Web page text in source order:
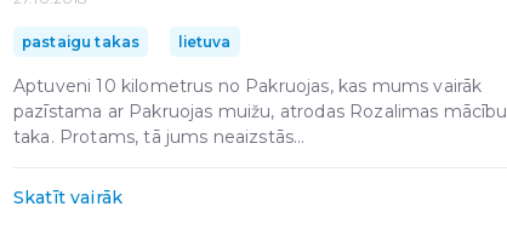
pastaigu takas lietuva
Aptuveni 10 kilometrus no Pakruojas, kas mums vairāk
pazīstama ar Pakruojas muižu, atrodas Rozalimas mācību
taka. Protams, tā jums neaizstās...
Skatīt vairāk